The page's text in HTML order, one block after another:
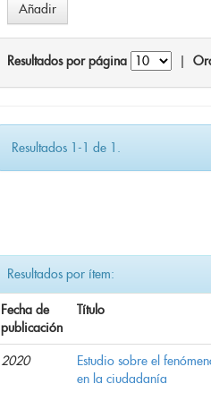
Resultados por página
Resultados 1-1 de 1.
Resultados por ítem:
Fecha de
publicación
Título
2020
Estudio sobre el
en la ciudadanía